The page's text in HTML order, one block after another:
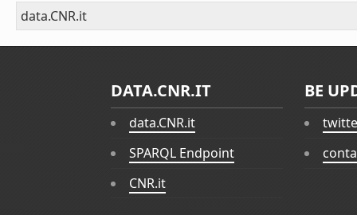
data.CNR.it
DATA.CNR.IT
data.CNR.it
SPARQL Endpoint
CNR.it
BE